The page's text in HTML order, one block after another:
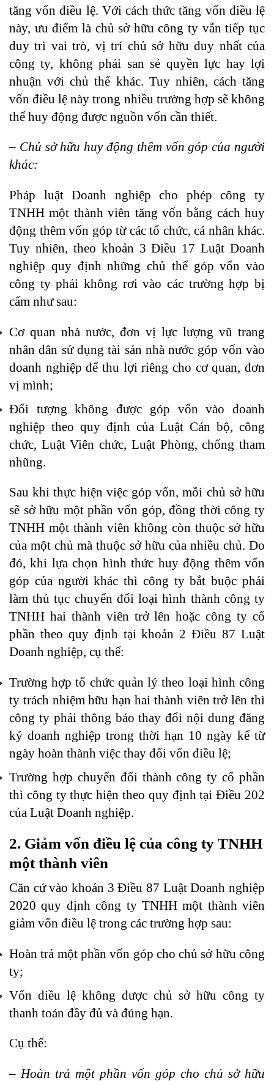
tăng vốn điều lệ. Với cách thức tăng vốn điều lệ
này, ưu điểm là chủ sở hữu công ty vẫn tiếp tục
duy trì vai trò, vị trí chủ sở hữu duy nhất của
công ty, không phải san sẻ quyền lực hay lợi
nhuận với chủ thể khác. Tuy nhiên, cách tăng
vốn điều lệ này trong nhiều trường hợp sẽ không
thể huy động được nguồn vốn cần thiết.
– Chủ sở hữu huy động thêm vốn góp của người
khác:
Pháp luật Doanh nghiệp cho phép công ty
TNHH một thành viên tăng vốn bằng cách huy
động thêm vốn góp từ các tổ chức, cá nhân khác.
Tuy nhiên, theo khoản 3 Điều 17 Luật Doanh
nghiệp quy định những chủ thể góp vốn vào
công ty phải không rơi vào các trường hợp bị
cấm như sau:
Cơ quan nhà nước, đơn vị lực lượng vũ trang
nhân dân sử dụng tài sản nhà nước góp vốn vào
doanh nghiệp để thu lợi riêng cho cơ quan, đơn
vị mình;
Đối tượng không được góp vốn vào doanh
nghiệp theo quy định của Luật Cán bộ, công
chức, Luật Viên chức, Luật Phòng, chống tham
nhũng.
Sau khi thực hiện việc góp vốn, mỗi chủ sở hữu
sẽ sở hữu một phần vốn góp, đồng thời công ty
TNHH một thành viên không còn thuộc sở hữu
của một chủ mà thuộc sở hữu của nhiều chủ. Do
đó, khi lựa chọn hình thức huy động thêm vốn
góp của người khác thì công ty bắt buộc phải
làm thủ tục chuyển đổi loại hình thành công ty
TNHH hai thành viên trở lên hoặc công ty cổ
phần theo quy định tại khoản 2 Điều 87 Luật
Doanh nghiệp, cụ thể:
Trường hợp tổ chức quản lý theo loại hình công
ty trách nhiệm hữu hạn hai thành viên trở lên thì
công ty phải thông báo thay đổi nội dung đăng
ký doanh nghiệp trong thời hạn 10 ngày kể từ
ngày hoàn thành việc thay đổi vốn điều lệ;
Trường hợp chuyển đổi thành công ty cổ phần
thì công ty thực hiện theo quy định tại Điều 202
của Luật Doanh nghiệp.
2. Giảm vốn điều lệ của công ty TNHH
một thành viên
Căn cứ vào khoản 3 Điều 87 Luật Doanh nghiệp
2020 quy định công ty TNHH một thành viên
giảm vốn điều lệ trong các trường hợp sau:
Hoàn trả một phần vốn góp cho chủ sở hữu công
ty;
Vốn điều lệ không được chủ sở hữu công ty
thanh toán đầy đủ và đúng hạn.
Cụ thể:
– Hoàn trả một phần vốn góp cho chủ sở hữu